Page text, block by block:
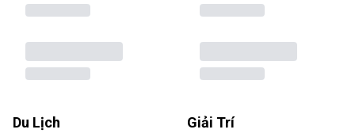
Du Lịch Giải Trí